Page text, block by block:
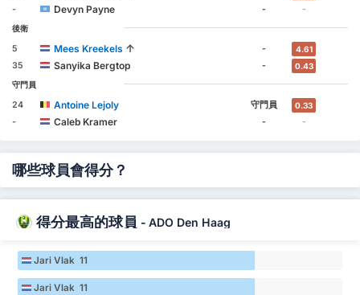
- Devyn Payne -
-
後衛
5
Mees Kreekels ↑ - 4.61
35 Sanyika Bergtop - 0.43
守門員
24
Antoine Lejoly 守門員 0.33
- Caleb Kramer - -
哪些球員會得分？
得分最高的球員 - ADO Den Haag
Jari Vlak 11
Jari Vlak 11